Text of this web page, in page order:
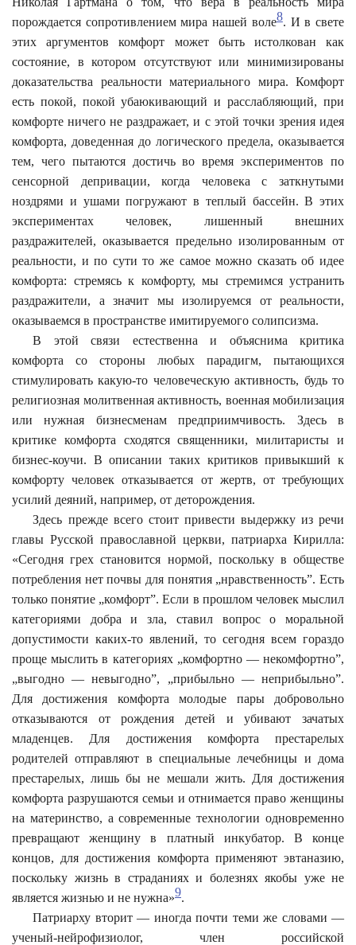
порождается сопротивлением мира нашей воле8. И в свете
этих аргументов комфорт может быть истолкован как
состояние, в котором отсутствуют или минимизированы
доказательства реальности материального мира. Комфорт
есть покой, покой убаюкивающий и расслабляющий, при
комфорте ничего не раздражает, и с этой точки зрения идея
комфорта, доведенная до логического предела, оказывается
тем, чего пытаются достичь во время экспериментов по
сенсорной депривации, когда человека с заткнутыми
ноздрями и ушами погружают в теплый бассейн. В этих
экспериментах человек, лишенный внешних
раздражителей, оказывается предельно изолированным от
реальности, и по сути то же самое можно сказать об идее
комфорта: стремясь к комфорту, мы стремимся устранить
раздражители, а значит мы изолируемся от реальности,
оказываемся в пространстве имитируемого солипсизма.
В этой связи естественна и объяснима критика
комфорта со стороны любых парадигм, пытающихся
стимулировать какую-то человеческую активность, будь то
религиозная молитвенная активность, военная мобилизация
или нужная бизнесменам предприимчивость. Здесь в
критике комфорта сходятся священники, милитаристы и
бизнес-коучи. В описании таких критиков привыкший к
комфорту человек отказывается от жертв, от требующих
усилий деяний, например, от деторождения.
Здесь прежде всего стоит привести выдержку из речи
главы Русской православной церкви, патриарха Кирилла:
«Сегодня грех становится нормой, поскольку в обществе
потребления нет почвы для понятия „нравственность”. Есть
только понятие „комфорт”. Если в прошлом человек мыслил
категориями добра и зла, ставил вопрос о моральной
допустимости каких-то явлений, то сегодня всем гораздо
проще мыслить в категориях „комфортно — некомфортно”,
„выгодно — невыгодно”, „прибыльно — неприбыльно”.
Для достижения комфорта молодые пары добровольно
отказываются от рождения детей и убивают зачатых
младенцев. Для достижения комфорта престарелых
родителей отправляют в специальные лечебницы и дома
престарелых, лишь бы не мешали жить. Для достижения
комфорта разрушаются семьи и отнимается право женщины
на материнство, а современные технологии одновременно
превращают женщину в платный инкубатор. В конце
концов, для достижения комфорта применяют эвтаназию,
поскольку жизнь в страданиях и болезнях якобы уже не
является жизнью и не нужна»9.
Патриарху вторит — иногда почти теми же словами —
ученый-нейрофизиолог, член российской